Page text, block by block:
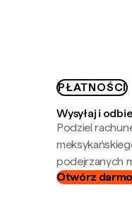
PŁATNOŚCI
Wysyłaj i
Podziel
podejrzanych
Otwórz